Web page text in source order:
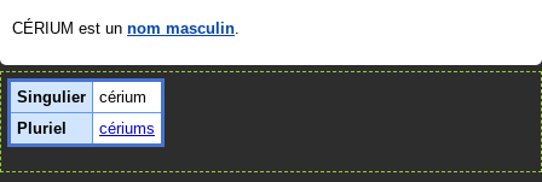
CÉRIUM est un nom masculin.
Singulier
cérium
Pluriel
cériums